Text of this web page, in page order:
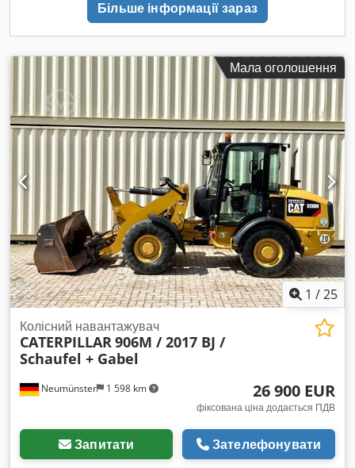
9980 1x карданний вал 517-0000 1x карданна група 110-
6135 1x рульова вісь 331-13-95 1x задній міст 549-0180 1x
Більше інформації зараз
Мала оголошення
1 /25
Neumünster 1 598 km
Колісний навантажувач
CATERPILLAR906M / 2017 BJ /
Schaufel + Gabel
26 900 EUR
фіксована ціна додається ПДВ
Запитати Зателефонувати